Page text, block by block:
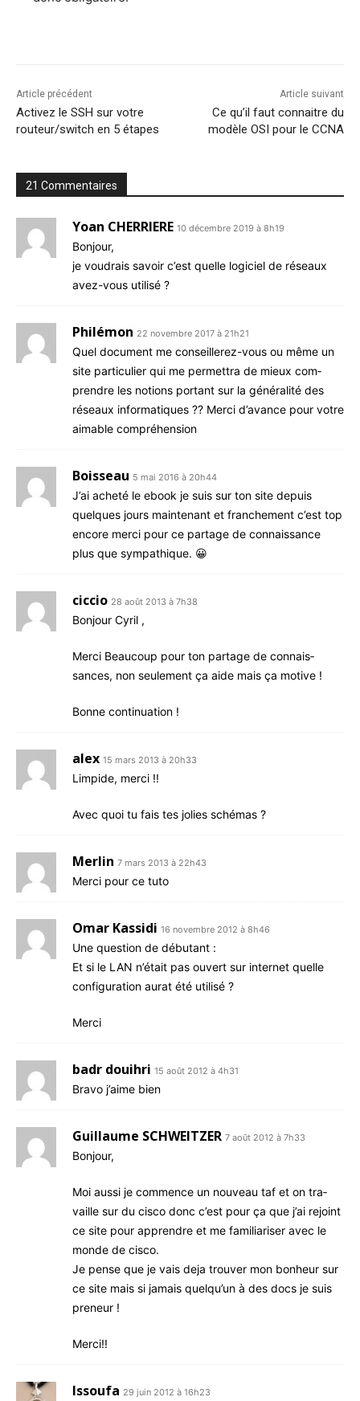
Article précédent
Activez le SSH sur votre
routeur/switch en 5 étapes
Article suivant
Ce qu’il faut connaitre du
modèle OSI pour le CCNA
21 Commentaires
Yoan CHERRIERE 10 décembre 2019 à 8h19
Bon­jour,
je vou­drais savoir c’est quelle logi­ciel de réseaux
avez-vous utilisé ?
Philémon 22 novembre 2017 à 21h21
Quel docu­ment me conseille­rez-vous ou même un
site par­ti­cu­lier qui me per­met­tra de mieux com­
prendre les notions por­tant sur la géné­ra­li­té des
réseaux infor­ma­tiques ?? Mer­ci d’a­vance pour votre
aimable compréhension
Boisseau 5 mai 2016 à 20h44
J’ai ache­té le ebook je suis sur ton site depuis
quelques jours main­te­nant et fran­che­ment c’est top
encore mer­ci pour ce par­tage de connais­sance
plus que sympathique. 😀
ciccio 28 août 2013 à 7h38
Bon­jour Cyril ,
Mer­ci Beau­coup pour ton par­tage de connais­
sances, non seule­ment ça aide mais ça motive !
Bonne conti­nua­tion !
alex 15 mars 2013 à 20h33
Lim­pide, merci !!
Avec quoi tu fais tes jolies schémas ?
Merlin 7 mars 2013 à 22h43
Mer­ci pour ce tuto
Omar Kassidi 16 novembre 2012 à 8h46
Une ques­tion de débutant :
Et si le LAN n’é­tait pas ouvert sur inter­net quelle
confi­gu­ra­tion aurat été utilisé ?
Mer­ci
badr douihri 15 août 2012 à 4h31
Bra­vo j’aime bien
Guillaume SCHWEITZER 7 août 2012 à 7h33
Bon­jour,
Moi aus­si je com­mence un nou­veau taf et on tra­
vaille sur du cis­co donc c’est pour ça que j’ai rejoint
ce site pour apprendre et me fami­lia­ri­ser avec le
monde de cisco.
Je pense que je vais deja trou­ver mon bon­heur sur
ce site mais si jamais quel­qu’un à des docs je suis
preneur !
Mer­ci!!
Issoufa 29 juin 2012 à 16h23